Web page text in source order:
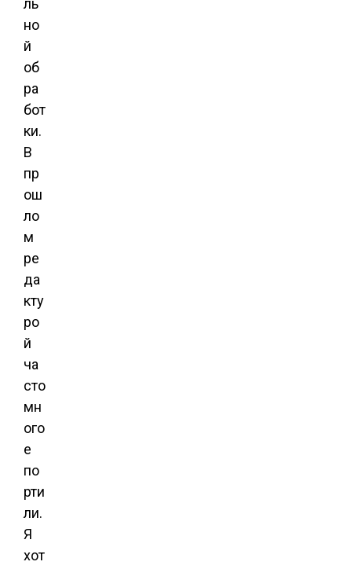
ль
но
й
об
ра
бот
ки.
В
пр
ош
ло
м
ре
да
кту
ро
й
ча
сто
мн
ого
е
по
рти
ли.
Я
хот